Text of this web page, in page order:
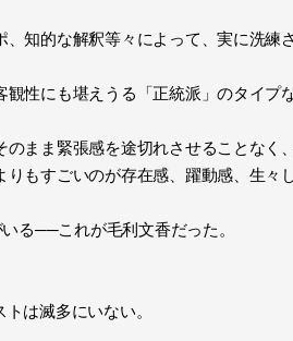
知的な解釈等々によって、実に洗練
性にも堪えうる「正統派」のタイプ
まま緊張感を途切れさせることなく
もすごいのが存在感、躍動感、生々
る──これが毛利文香だった。
は滅多にいない。